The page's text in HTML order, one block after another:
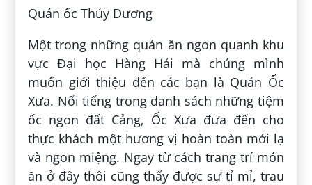
Quán ốc Thủy Dương
Một trong những quán ăn ngon quanh khu
vực Đại học Hàng Hải mà chúng mình
muốn giới thiệu đến các bạn là Quán Ốc
Xưa. Nổi tiếng trong danh sách những tiệm
ốc ngon đất Cảng, Ốc Xưa đưa đến cho
thực khách một hương vị hoàn toàn mới lạ
và ngon miệng. Ngay từ cách trang trí món
ăn ở đây thôi cũng thấy được sự tỉ mỉ, trau